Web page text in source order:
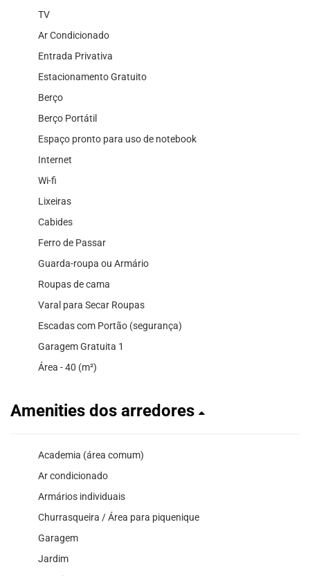
TV
Ar Condicionado
Entrada Privativa
Estacionamento Gratuito
Berço
Berço Portátil
Espaço pronto para uso de notebook
Internet
Wi-fi
Lixeiras
Cabides
Ferro de Passar
Guarda-roupa ou Armário
Roupas de cama
Varal para Secar Roupas
Escadas com Portão (segurança)
Garagem Gratuita 1
Área - 40 (m²)
Amenities dos arredores
Academia (área comum)
Ar condicionado
Armários individuais
Churrasqueira / Área para piquenique
Garagem
Jardim